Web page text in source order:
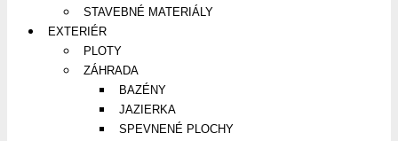
STAVEBNÉ MATERIÁLY
EXTERIÉR
PLOTY
ZÁHRADA
BAZÉNY
JAZIERKA
SPEVNENÉ PLOCHY